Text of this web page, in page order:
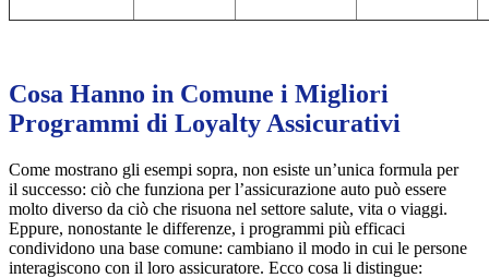
Cosa Hanno in Comune i Migliori
Programmi di Loyalty Assicurativi
Come mostrano gli esempi sopra, non esiste un’unica formula per
il successo: ciò che funziona per l’assicurazione auto può essere
molto diverso da ciò che risuona nel settore salute, vita o viaggi.
Eppure, nonostante le differenze, i programmi più efficaci
condividono una base comune: cambiano il modo in cui le persone
interagiscono con il loro assicuratore. Ecco cosa li distingue: